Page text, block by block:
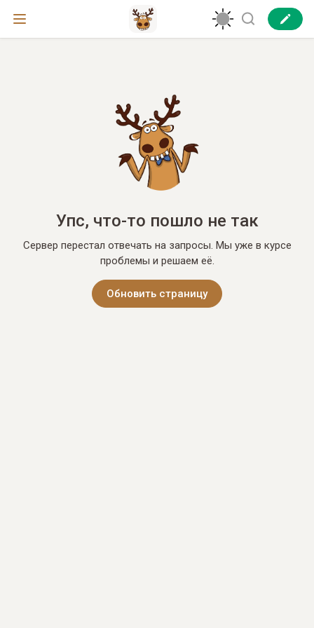
Упс, что-то пошло не так
Сервер перестал отвечать на запросы. Мы уже в курсе
проблемы и решаем её.
Обновить страницу